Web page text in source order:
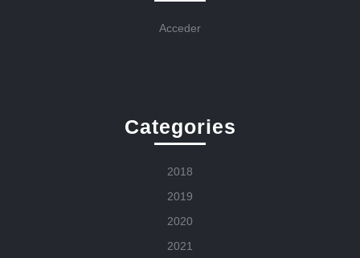
Acceder
Categories
2018
2019
2020
2021